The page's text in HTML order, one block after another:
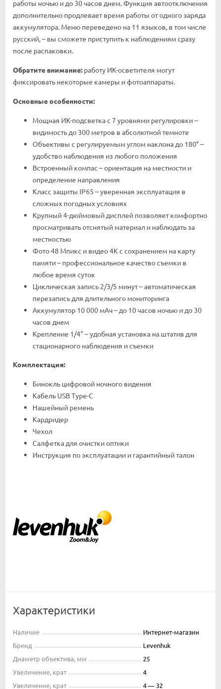
работы ночью и до 30 часов днем. Функция автоотключения
дополнительно продлевает время работы от одного заряда
аккумулятора. Меню переведено на 11 языков, в том числе
русский, – вы сможете приступить к наблюдениям сразу
после распаковки.
Обратите внимание: работу ИК-осветителя могут
фиксировать некоторые камеры и фотоаппараты.
Основные особенности:
Мощная ИК-подсветка с 7 уровнями регулировки –
видимость до 300 метров в абсолютной темноте
Объективы с регулируемым углом наклона до 180° –
удобство наблюдения из любого положения
Встроенный компас – ориентация на местности и
определение направления
Класс защиты IP65 – уверенная эксплуатация в
сложных погодных условиях
Крупный 4-дюймовый дисплей позволяет комфортно
просматривать отснятый материал и наблюдать за
местностью
Фото 48 Мпикс и видео 4K с сохранением на карту
памяти – профессиональное качество съемки в
любое время суток
Циклическая запись 2/3/5 минут – автоматическая
перезапись для длительного мониторинга
Аккумулятор 10 000 мАч – до 10 часов ночью и до 30
часов днем
Крепление 1/4" – удобная установка на штатив для
стационарного наблюдения и съемки
Комплектация:
Бинокль цифровой ночного видения
Кабель USB Type-C
Нашейный ремень
Кардридер
Чехол
Салфетка для очистки оптики
Инструкция по эксплуатации и гарантийный талон
Характеристики
Наличие
Интернет-магазин
Бренд
Levenhuk
Диаметр объектива, мм
25
Увеличение, крат
4
Увеличение, крат
4 — 32